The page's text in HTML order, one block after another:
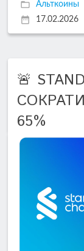
Альткоины
17.02.2026
🚨
65%